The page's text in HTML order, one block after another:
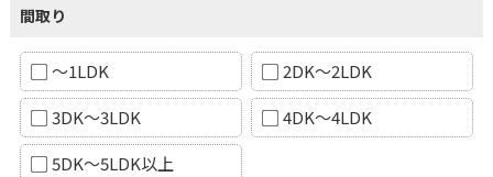
間取り
～1LDK
2DK～2LDK
3DK～3LDK
4DK～4LDK
5DK～5LDK以上